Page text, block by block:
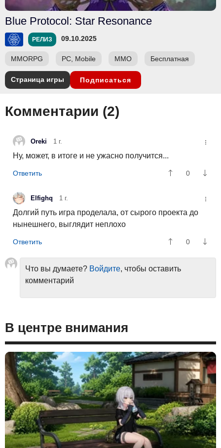
Blue Protocol: Star Resonance
РЕЛИЗ 09.10.2025
MMORPG PC, Mobile ММО Бесплатная
Страница игры Подписаться
Комментарии (2)
Oreki 1 г.
Ну, может, в итоге и не ужасно получится...
0
Elfighq 1 г.
Долгий путь игра проделала, от сырого проекта до
нынешнего, выглядит неплохо
0
Что вы думаете? Войдите, чтобы оставить
комментарий
В центре внимания